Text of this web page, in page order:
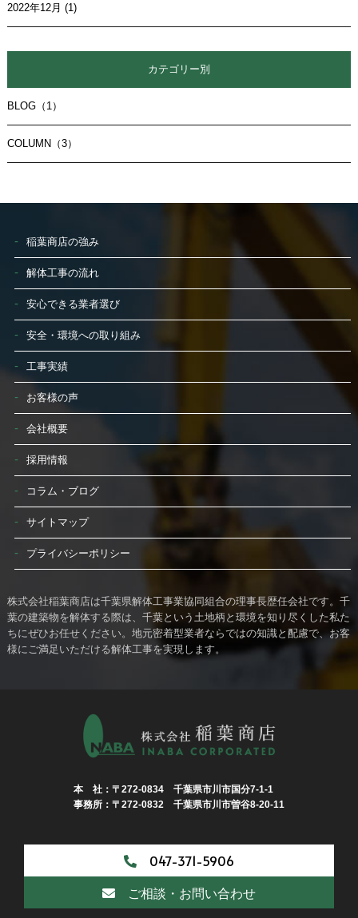
2022年12月 (1)
カテゴリー別
BLOG（1）
COLUMN（3）
本 社：〒272-0834 千葉県市川市国分7-1-1
事務所：〒272-0832 千葉県市川市曽谷8-20-11
047-371-5906
ご相談・お問い合わせ
稲葉商店の強み
解体工事の流れ
安心できる業者選び
安全・環境への取り組み
工事実績
お客様の声
会社概要
採用情報
コラム・ブログ
サイトマップ
プライバシーポリシー
株式会社稲葉商店は千葉県解体工事業協同組合の理事長歴任会社です。千
葉の建築物を解体する際は、千葉という土地柄と環境を知り尽くした私た
ちにぜひお任せください。地元密着型業者ならではの知識と配慮で、お客
様にご満足いただける解体工事を実現します。